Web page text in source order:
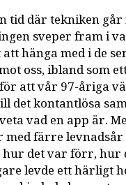
tid där tekniken
sveper fram i
hänga med i de
oss, ibland som
att vår 97-åriga
det kontantlösa
vad en app är.
med färre
det var förr, hur
levde ett härligt